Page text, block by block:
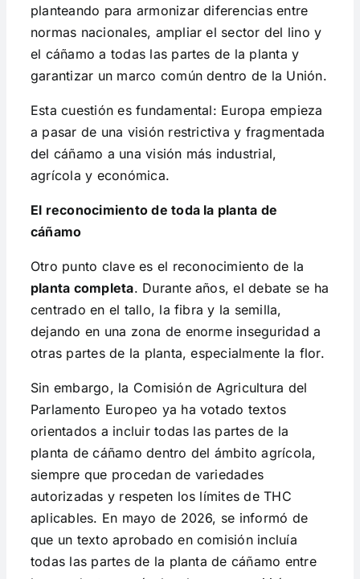
planteando para armonizar diferencias entre
normas nacionales, ampliar el sector del lino y
el cáñamo a todas las partes de la planta y
garantizar un marco común dentro de la Unión.
Esta cuestión es fundamental: Europa empieza
a pasar de una visión restrictiva y fragmentada
del cáñamo a una visión más industrial,
agrícola y económica.
El reconocimiento de toda la planta de
cáñamo
Otro punto clave es el reconocimiento de la
planta completa. Durante años, el debate se ha
centrado en el tallo, la fibra y la semilla,
dejando en una zona de enorme inseguridad a
otras partes de la planta, especialmente la flor.
Sin embargo, la Comisión de Agricultura del
Parlamento Europeo ya ha votado textos
orientados a incluir todas las partes de la
planta de cáñamo dentro del ámbito agrícola,
siempre que procedan de variedades
autorizadas y respeten los límites de THC
aplicables. En mayo de 2026, se informó de
que un texto aprobado en comisión incluía
todas las partes de la planta de cáñamo entre